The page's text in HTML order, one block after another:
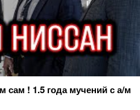
сам ! 1.5 года мучений с а/м